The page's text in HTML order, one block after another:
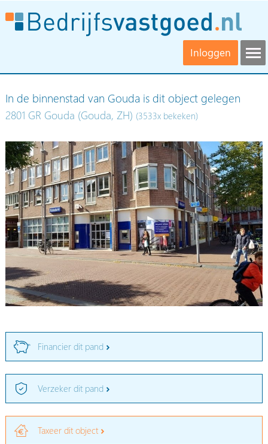
Inloggen
In de binnenstad van Gouda is dit object gelegen
2801 GR Gouda (Gouda, ZH) (3533x bekeken)
Financier dit pand
Verzeker dit pand
Taxeer dit object